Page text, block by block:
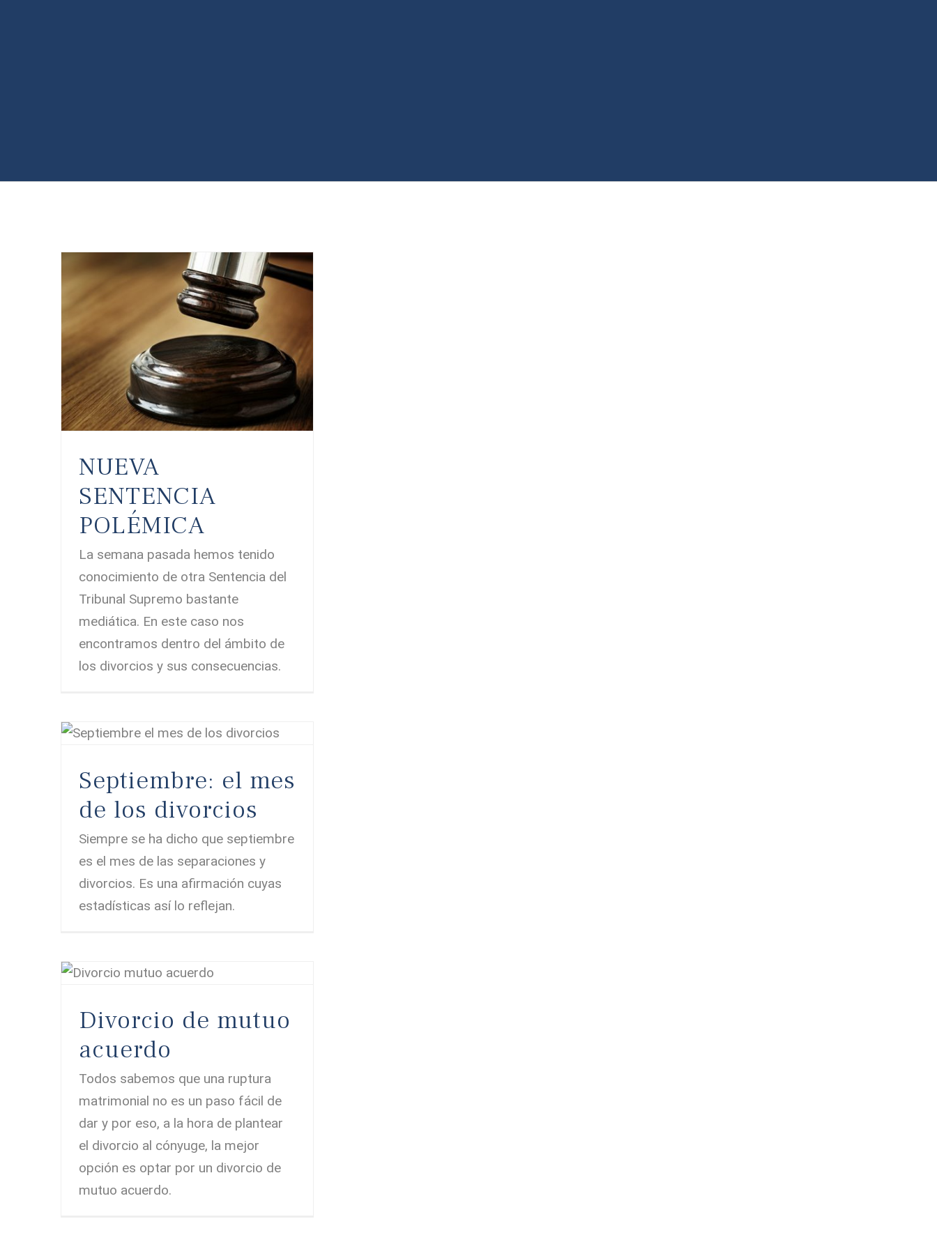
NUEVA
SENTENCIA
POLÉMICA
La semana pasada hemos tenido
conocimiento de otra Sentencia del
Tribunal Supremo bastante
mediática. En este caso nos
encontramos dentro del ámbito de
los divorcios y sus consecuencias.
Septiembre: el mes
de los divorcios
Siempre se ha dicho que septiembre
es el mes de las separaciones y
divorcios. Es una afirmación cuyas
estadísticas así lo reflejan.
Divorcio de mutuo
acuerdo
Todos sabemos que una ruptura
matrimonial no es un paso fácil de
dar y por eso, a la hora de plantear
el divorcio al cónyuge, la mejor
opción es optar por un divorcio de
mutuo acuerdo.